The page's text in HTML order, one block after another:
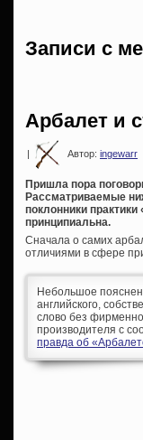
Записи с
Арбалет и
| Автор: ingewarr
Пришла пора
Рассматриваемые
поклонники
принципиальна.
Сначала о самих
отличиями в сфере
Небольшое
английского,
слово без
производителя с
правда об